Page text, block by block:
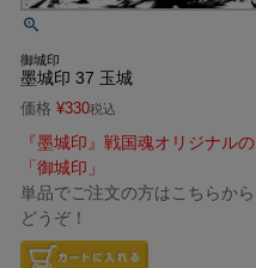
御城印
墨城印 37 玉城
価格 ¥330税込
『墨城印』戦国魂オリジナルの
「御城印」
単品でご注文の方はこちらから
どうぞ！